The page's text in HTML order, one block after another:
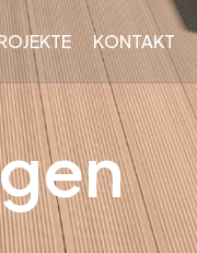
KONTAKT